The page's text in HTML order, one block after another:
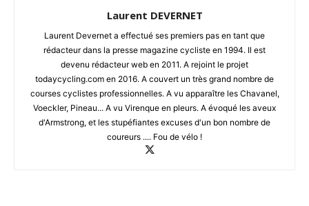
Laurent DEVERNET
Laurent Devernet a effectué ses premiers pas en tant que
rédacteur dans la presse magazine cycliste en 1994. Il est
devenu rédacteur web en 2011. A rejoint le projet
todaycycling.com en 2016. A couvert un très grand nombre de
courses cyclistes professionnelles. A vu apparaître les Chavanel,
Voeckler, Pineau... A vu Virenque en pleurs. A évoqué les aveux
d'Armstrong, et les stupéfiantes excuses d'un bon nombre de
coureurs .... Fou de vélo !